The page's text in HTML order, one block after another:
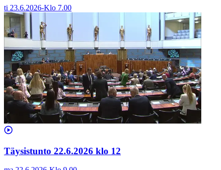
ti 23.6.2026-Klo 7.00
Täysistunto 22.6.2026 klo 12